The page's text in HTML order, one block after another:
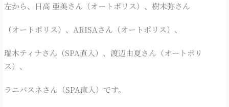
左から、日高 亜美さん（オートポリス）、樹未弥さん
（オートポリス）、ARISAさん（オートポリス）、
瑞木ティナさん（SPA直入）、渡辺由夏さん（オートポリ
ス）、
ラニバスネさん（SPA直入）です。